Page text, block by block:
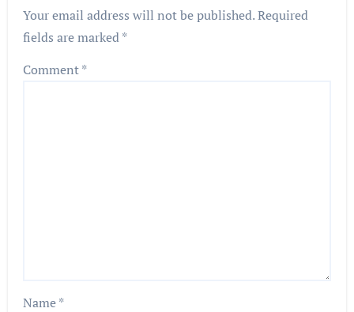
Your email address will not be published.Required
fields are marked*
Comment*
Name*